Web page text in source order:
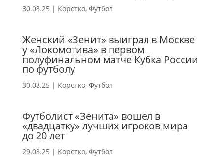
30.08.25 | Коротко, Футбол
Женский «Зенит» выиграл в Москве
у «Локомотива» в первом
полуфинальном матче Кубка России
по футболу
30.08.25 | Коротко, Футбол
Футболист «Зенита» вошел в
«двадцатку» лучших игроков мира
до 20 лет
29.08.25 | Коротко, Футбол